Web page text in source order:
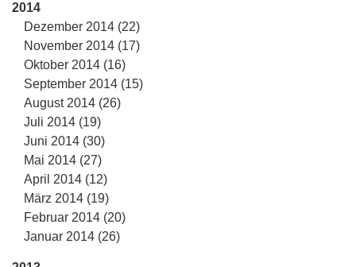
2014
Dezember 2014 (22)
November 2014 (17)
Oktober 2014 (16)
September 2014 (15)
August 2014 (26)
Juli 2014 (19)
Juni 2014 (30)
Mai 2014 (27)
April 2014 (12)
März 2014 (19)
Februar 2014 (20)
Januar 2014 (26)